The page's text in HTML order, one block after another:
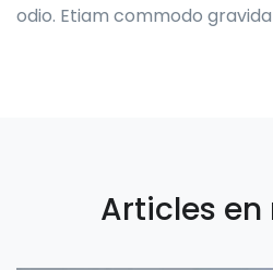
odio. Etiam commodo
Articles